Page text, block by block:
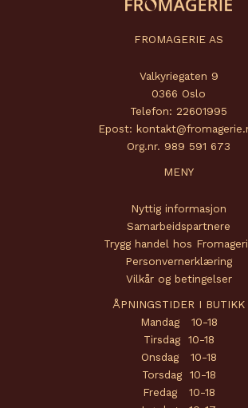
FROMAGERIE AS
Valkyriegaten 9
0366 Oslo
Telefon: 22601995
Epost:
Org.nr. 989 591 673
MENY
Nyttig informasjon
Samarbeidspartnere
Trygg handel hos
Personvernerklæring
Vilkår og betingelser
ÅPNINGSTIDER I BUTIKK
Mandag 10-18
Tirsdag 10-18
Onsdag 10-18
Torsdag 10-18
Fredag 10-18